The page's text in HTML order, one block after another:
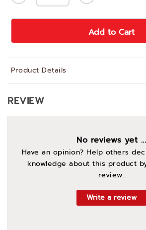
Add to Cart
Product Details
REVIEW
No reviews yet ...
Have an opinion? Help others
knowledge about this product
review.
Write a review